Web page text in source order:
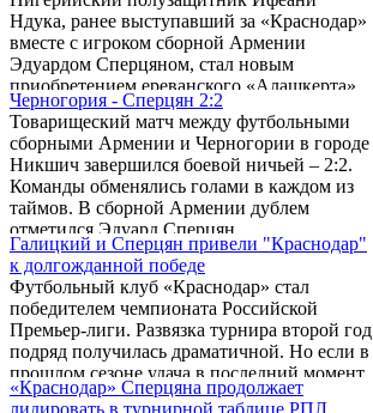
футболиста. Где бы ни оказался игрок
сборной Армении, Олимпбет - надежный
российский букмекер, будет транслировать
его игры в прямом эфире.
Ндука, ранее выступавший за «Краснодар»
вместе с игроком сборной Армении
Эдуардом Сперцяном, стал новым
приобретением ереванского «Алашкерта».
Информацию о трансфере официально
подтвердила пресс-служба столичного
клуба. Тем временем лучшие букмекерские
конторы россии будут продолжать освещать
матчи Ндуки в Армении, так как эти
сервисы подробно освещают события
главного армянского дивизиона.
Черногория - Сперцян 2:2
Товарищеский матч между футбольными
сборными Армении и Черногории в городе
Никшич завершился боевой ничьей – 2:2.
Команды обменялись голами в каждом из
таймов. В сборной Армении дублем
отметился Эдуард Сперцян.
Галицкий и Сперцян привели "Краснодар"
к долгожданной победе
Футбольный клуб «Краснодар» стал
победителем чемпионата Российской
Премьер-лиги. Развязка турнира второй год
подряд получилась драматичной. Но если в
прошлом сезоне удача в последний момент
отвернулась от «Краснодара», то на этот раз
«Краснодар» Сперцяна продолжает
лидировать в турнирной таблице РПЛ